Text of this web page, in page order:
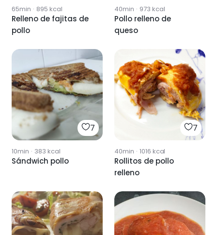
65min · 895 kcal
Relleno de fajitas de
pollo
40min · 973 kcal
Pollo relleno de
queso
7
10min · 383 kcal
Sándwich pollo
7
40min · 1016 kcal
Rollitos de pollo
relleno